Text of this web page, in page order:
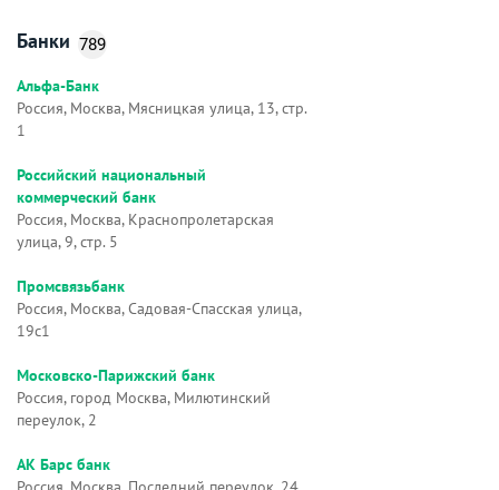
Банки 789
Альфа-Банк
Россия, Москва, Мясницкая улица, 13, стр.
1
Российский национальный
коммерческий банк
Россия, Москва, Краснопролетарская
улица, 9, стр. 5
Промсвязьбанк
Россия, Москва, Садовая-Спасская улица,
19с1
Московско-Парижский банк
Россия, город Москва, Милютинский
переулок, 2
АК Барс банк